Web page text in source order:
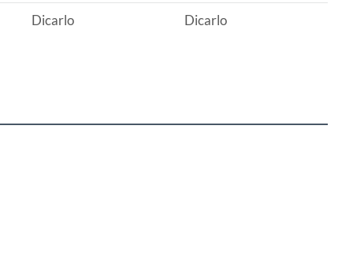
Dicarlo Dicarlo